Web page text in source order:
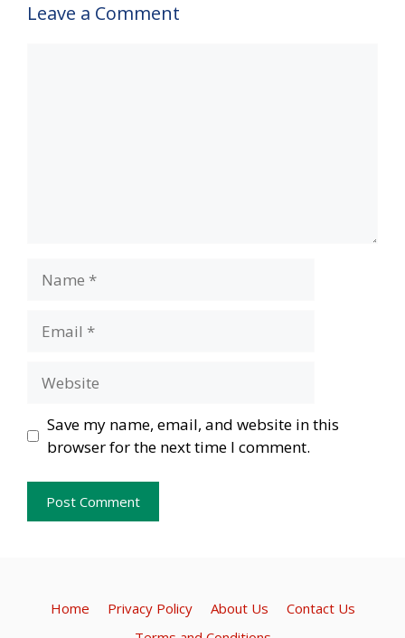
Leave a Comment
Save my name, email, and website in this
browser for the next time I comment.
Home Privacy Policy About Us
Contact Us